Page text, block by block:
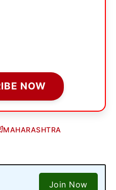
NOW
MAHARASHTRA
Join Now